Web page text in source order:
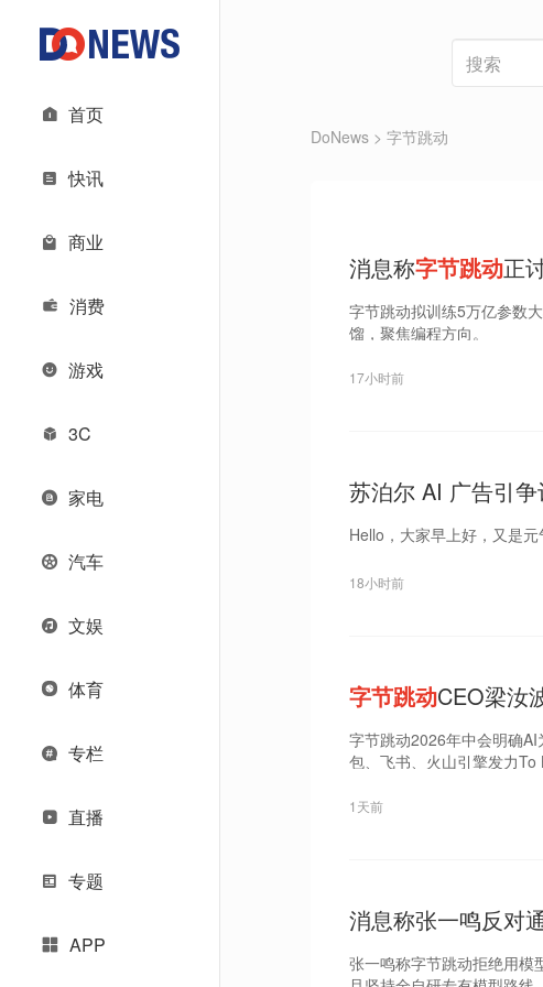
首页
快讯
商业
消费
游戏
3C
家电
汽车
文娱
体育
专栏
直播
专题
APP
DoNews > 字节跳动
消息称字节跳动正
字节跳动拟训练5万亿参数
馏，聚焦编程方向。
17小时前
苏泊尔 AI 广告引
型正式上市｜Do早
Hello，大家早上好，又是
18小时前
字节跳动CEO梁汝
字节跳动2026年中会明确AI
包、飞书、火山引擎发力To
1天前
消息称张一鸣反对
张一鸣称字节跳动拒绝用模